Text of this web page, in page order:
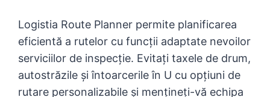
Logistia Route Planner permite planificarea
eficientă a rutelor cu funcții adaptate nevoilor
serviciilor de inspecție. Evitați taxele de drum,
autostrăzile și întoarcerile în U cu opțiuni de
rutare personalizabile și mențineți-vă echipa